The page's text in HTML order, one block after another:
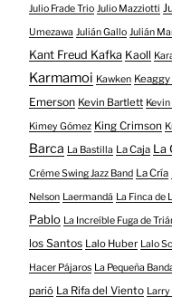
Julio Frade Trio Julio Mazziotti
Umezawa Julián Gallo Julián
Kant Freud Kafka Kaoll
Karmamoi Kawken
Emerson Kevin Bartlett
Kimey Gómez King Crimson
Barca La Bastilla La Caja La
Créme Swing Jazz Band La Cría
Nelson Laermandá La Finca de
Pablo La Increíble Fuga de
los Santos Lalo Huber Lalo
Hacer Pájaros La Pequeña
parió La Rifa del Viento Larry